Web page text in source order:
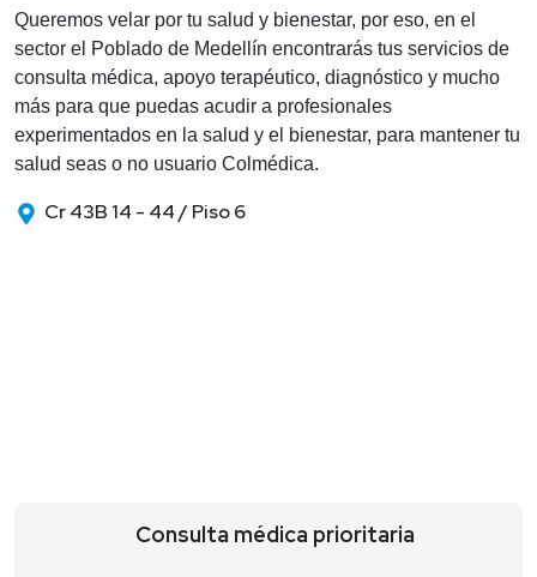
Queremos velar por tu salud y bienestar, por eso, en el
sector el Poblado de Medellín encontrarás tus servicios de
consulta médica, apoyo terapéutico, diagnóstico y mucho
más para que puedas acudir a profesionales
experimentados en la salud y el bienestar, para mantener tu
salud seas o no usuario Colmédica.
Cr 43B 14 - 44 / Piso 6
Consulta médica prioritaria